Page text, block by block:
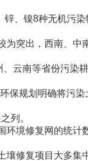
镍8种无机污染
突出，西南、中
南等省份污染
规划明确将污
列。
境修复网的统计
修复项目大多集